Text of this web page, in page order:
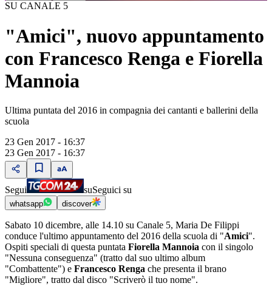
SU CANALE 5
"Amici", nuovo appuntamento
con Francesco Renga e Fiorella
Mannoia
Ultima puntata del 2016 in compagnia dei cantanti e ballerini della
scuola
23 Gen 2017 - 16:37
23 Gen 2017 - 16:37
Segui suSeguici su
whatsapp discover
Sabato 10 dicembre, alle 14.10 su Canale 5, Maria De Filippi
conduce l'ultimo appuntamento del 2016 della scuola di "Amici".
Ospiti speciali di questa puntata Fiorella Mannoia con il singolo
"Nessuna conseguenza" (tratto dal suo ultimo album
"Combattente") e Francesco Renga che presenta il brano
"Migliore", tratto dal disco "Scriverò il tuo nome".